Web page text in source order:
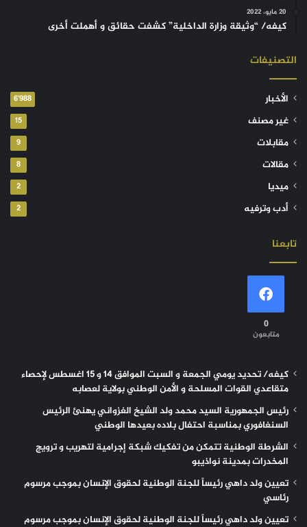
20 مايو، 2022
كيفه/ “وثيقة وزارة الداخلية” كشفت حقائق و أهملت أخرى
التصنيفات
الأخبار 6٬988
غير مصنف 15
مقابلات 9
مقالات 8
ميديا 2
أدب وترفيه 2
تابعنا
0
متابعون
كيفه/ تحديد يومي الجمعة و السبت الموافق 14 و 15 اغسطس لإحصاء
متقاعدي القوات المسلحة و الأمن الوطني بولاية لعصابه
رئيس الجمهورية السيد محمد ولد الشيخ الغزواني يهنئ الرئيس
السنغافوري بمناسبة احتفال بلاده بعيدها الوطني
الشرطة الوطنية تتمكن من تفكيك شبكة إجرامية لتهريب و ترويج
المخدرات بمدينة نواذيبو
تعيين ولد داهي رئيساً للجنة الوطنية لحقوق الإنسان بموجب مرسوم
رئاسي
تعيين ولد داهي رئيساً للجنة الوطنية لحقوق الإنسان بموجب مرسوم